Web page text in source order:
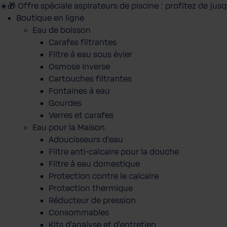
☀️🎁 Offre spéciale aspirateurs de piscine : profitez de
Boutique en ligne
Eau de boisson
Carafes filtrantes
Filtre à eau sous évier
Osmose Inverse
Cartouches filtrantes
Fontaines à eau
Gourdes
Verres et carafes
Eau pour la Maison
Adoucisseurs d'eau
Filtre anti-calcaire pour la douche
Filtre à eau domestique
Protection contre le calcaire
Protection thermique
Réducteur de pression
Consommables
Kits d'analyse et d'entretien